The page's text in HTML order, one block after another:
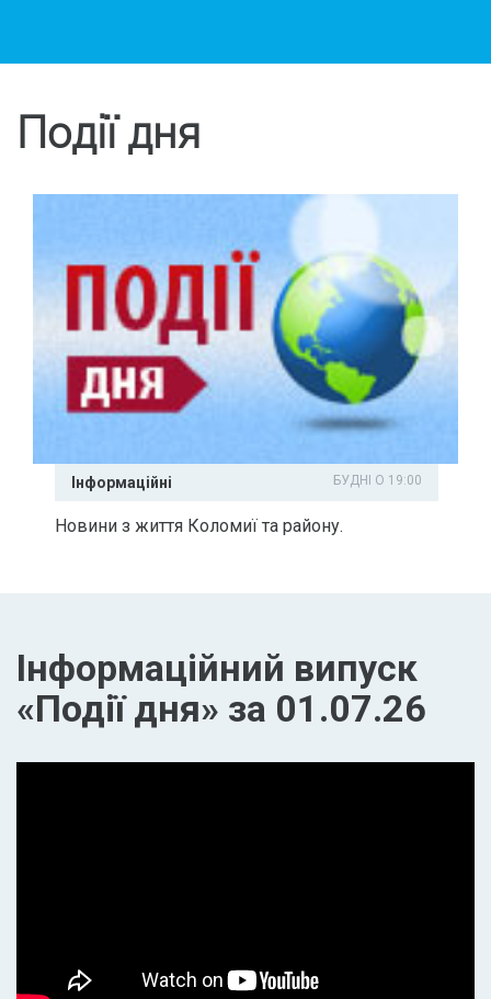
Події дня
Інформаційні БУДНІ О 19:00
Новини з життя Коломиї та району.
Інформаційний випуск
«Події дня» за 01.07.26